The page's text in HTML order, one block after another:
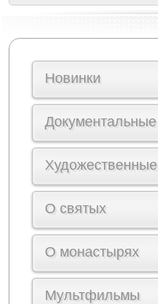
Новинки
Документальные
Художественные
О святых
О монастырях
Мультфильмы